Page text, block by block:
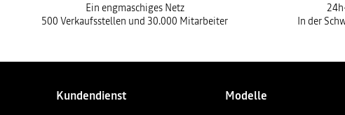
Ein engmaschiges Netz
500 Verkaufsstellen und 30.000 Mitarbeiter
In der
Kundendienst Modelle